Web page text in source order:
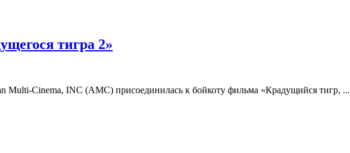
тигра 2»
Multi-Cinema, INC (AMC) присоединилась к бойкоту фильма «Крадущийся тигр, ...